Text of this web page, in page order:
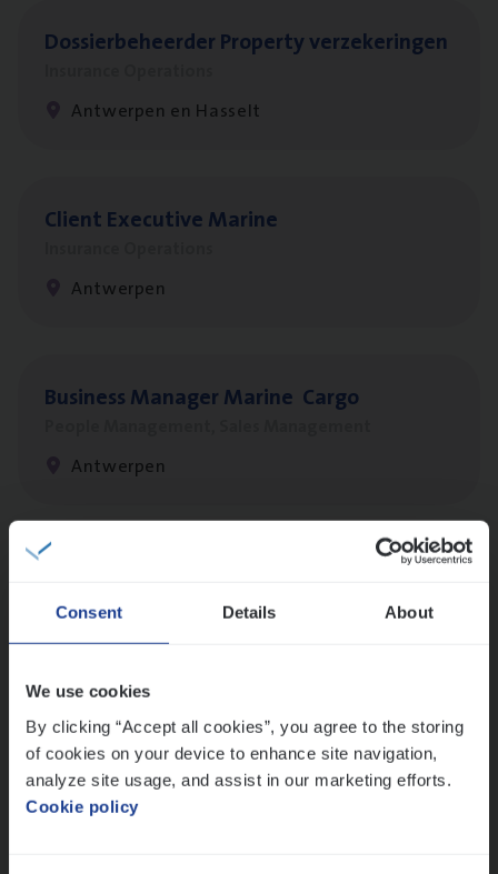
Consent Details About
We use cookies
By clicking “Accept all cookies”, you agree to the storing
of cookies on your device to enhance site navigation,
analyze site usage, and assist in our marketing efforts.
Cookie policy
Dos­sier­be­heer­der Pro­per­ty verzekeringen
Antwerpen en Hasselt
Client Exe­cu­ti­ve Marine
Antwerpen
Busi­ness Mana­ger Mari­ne Cargo
Antwerpen
Sales Management
Antwerpen
Insu­ran­ce Bro­kerKMO
Sales Management
Antwerpen